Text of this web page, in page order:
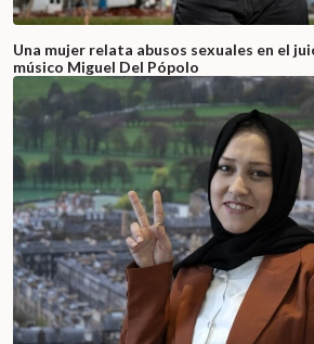
Una mujer relata abusos sexuales en el
músico Miguel Del Pópolo